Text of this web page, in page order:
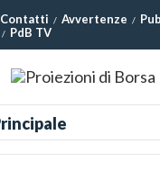
Contatti Avvertenze
PdB TV